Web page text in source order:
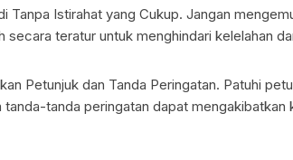
Tanpa Istirahat yang Cukup. Jangan
secara teratur untuk menghindari kelelahan
Petunjuk dan Tanda Peringatan. Patuhi
tanda-tanda peringatan dapat mengakibatkan